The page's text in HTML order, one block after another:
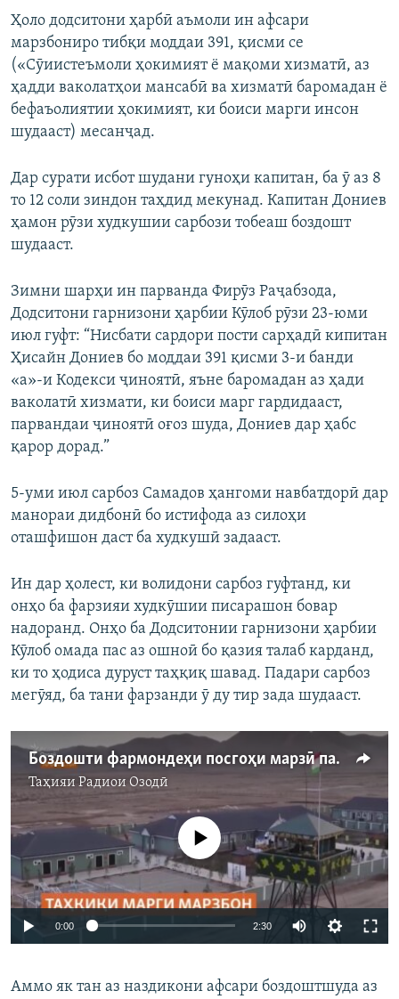
Ҳоло додситони ҳарбӣ аъмоли ин афсари
марзбониро тибқи моддаи 391, қисми се
(«Сӯиистеъмоли ҳокимият ё мақоми хизматӣ, аз
ҳадди ваколатҳои мансабӣ ва хизматӣ баромадан ё
бефаъолиятии ҳокимият, ки боиси марги инсон
шудааст) месанҷад.
Дар сурати исбот шудани гуноҳи капитан, ба ӯ аз 8
то 12 соли зиндон таҳдид мекунад. Капитан Дониев
ҳамон рӯзи худкушии сарбози тобеаш боздошт
шудааст.
Зимни шарҳи ин парванда Фирӯз Раҷабзода,
Додситони гарнизони ҳарбии Кӯлоб рӯзи 23-юми
июл гуфт: “Нисбати сардори пости сарҳадӣ кипитан
Ҳисайн Дониев бо моддаи 391 қисми 3-и банди
«а»-и Кодекси ҷиноятӣ, яъне баромадан аз ҳади
ваколатӣ хизмати, ки боиси марг гардидааст,
парвандаи ҷиноятӣ оғоз шуда, Дониев дар ҳабс
қарор дорад.”
5-уми июл сарбоз Самадов ҳангоми навбатдорӣ дар
манораи дидбонӣ бо истифода аз силоҳи
оташфишон даст ба худкушӣ задааст.
Ин дар ҳолест, ки волидони сарбоз гуфтанд, ки
онҳо ба фарзияи худкӯшии писарашон бовар
надоранд. Онҳо ба Додситонии гарнизони ҳарбии
Кӯлоб омада пас аз ошноӣ бо қазия талаб карданд,
ки то ҳодиса дуруст таҳқиқ шавад. Падари сарбоз
мегӯяд, ба тани фарзанди ӯ ду тир зада шудааст.
Боздошти фармондеҳи посгоҳи марзӣ пас аз худкушии марзбони ҷавон
Таҳияи Радиои Озодӣ
Феълан кор намекунад
0:00 2:30
360p
Аммо як тан аз наздикони афсари боздоштшуда аз